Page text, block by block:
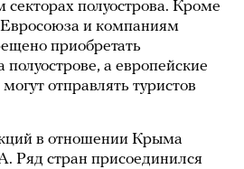
секторах полуострова. Кроме
и компаниям
приобретать
а европейские
отправлять туристов
в отношении Крыма
Ряд стран присоединился